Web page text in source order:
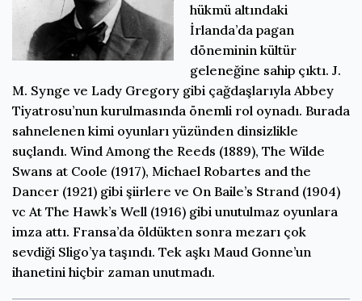
hükmü altındaki
İrlanda’da pagan
döneminin kültür
geleneğine sahip çıktı. J.
M. Synge ve Lady Gregory gibi çağdaşlarıyla Abbey
Tiyatrosu’nun kurulmasında önemli rol oynadı. Burada
sahnelenen kimi oyunları yüzünden dinsizlikle
suçlandı. Wind Among the Reeds (1889), The Wilde
Swans at Coole (1917), Michael Robartes and the
Dancer (1921) gibi şiirlere ve On Baile’s Strand (1904)
vc At The Hawk’s Well (1916) gibi unutulmaz oyunlara
imza attı. Fransa’da öldükten sonra mezarı çok
sevdiği Sligo’ya taşındı. Tek aşkı Maud Gonne’un
ihanetini hiçbir zaman unutmadı.